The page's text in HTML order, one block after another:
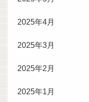
2025年4月
2025年3月
2025年2月
2025年1月